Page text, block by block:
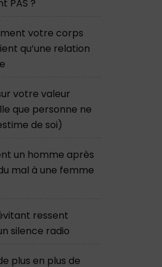
PAS ?
votre corps
qu’une relation
votre valeur
que personne ne
de soi)
un homme après
mal à une femme
ressent
silence radio
plus en plus de